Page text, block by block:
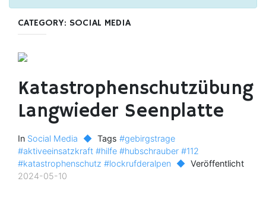
CATEGORY: SOCIAL MEDIA
Katastrophenschutzübung
Langwieder Seenplatte
In Social Media ◆ Tags #gebirgstrage
#aktiveeinsatzkraft #hilfe #hubschrauber #112
#katastrophenschutz #lockrufderalpen ◆ Veröffentlicht
2024-05-10